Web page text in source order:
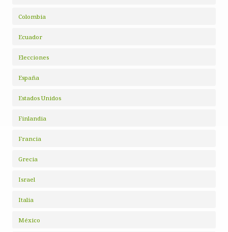
Colombia
Ecuador
Elecciones
España
Estados Unidos
Finlandia
Francia
Grecia
Israel
Italia
México